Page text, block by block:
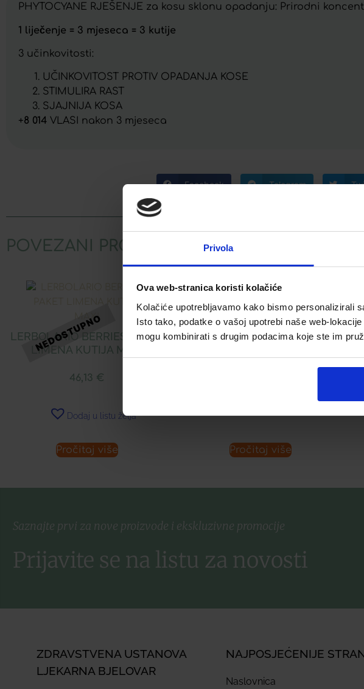
Privola
Ova web-stranica koristi kolačiće
Kolačiće upotrebljavamo kako bismo personalizirali
Isto tako, podatke o vašoj upotrebi naše web-
mogu kombinirati s drugim podacima koje ste im
PHYTOCYANE RJEŠENJE za kosu sklonu opadanju: Prirodni
1 liječenje = 3 mjeseca = 3 kutije
3 učinkovitosti:
UČINKOVITOST PROTIV OPADANJA KOSE
STIMULIRA RAST
SJAJNIJA KOSA
+8 014 VLASI nakon 3 mjeseca
Facebook Telegram
POVEZANI PROIZVODI
LERBOLARIO BERRIES PAKET
LIMENA KUTIJA MAXI
46,13 €
Dodaj u listu želja
Pročitaj više
LERBOLARIO BERRIES FLUID
ZA TIJELO
Pročitaj više
Saznajte prvi za nove proizvode i ekskluzivne promocije
Prijavite se na listu za novosti
ZDRAVSTVENA USTANOVA
LJEKARNA BJELOVAR
NAJPOSJEĆENIJE
Naslovnica